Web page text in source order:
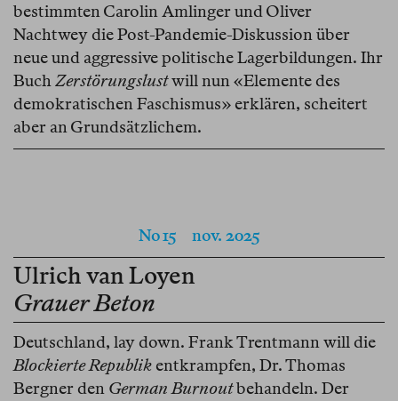
bestimmten Carolin Amlinger und Oliver
Nachtwey die Post-Pandemie-Diskussion über
neue und aggressive politische Lagerbildungen. Ihr
BuchZerstörungslustwill nun «Elemente des
demokratischen Faschismus» erklären, scheitert
aber an Grundsätzlichem.
No 15 nov. 2025
Ulrich van Loyen
Grauer Beton
Deutschland, lay down. Frank Trentmann will die
Blockierte Republik entkrampfen, Dr. Thomas
Bergner den German Burnoutbehandeln. Der